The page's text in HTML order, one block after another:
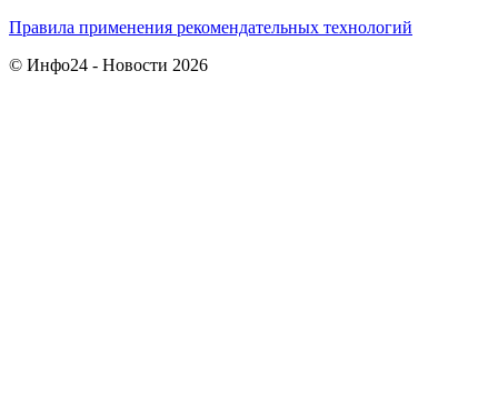
Правила применения рекомендательных технологий
© Инфо24 - Новости 2026